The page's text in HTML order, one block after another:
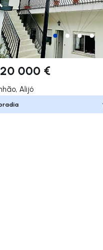
para a direitapara a esquerda
000 €
Alijó